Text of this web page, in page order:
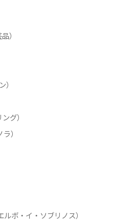
）
）
グ）
）
ボ・イ・ソブリノス）